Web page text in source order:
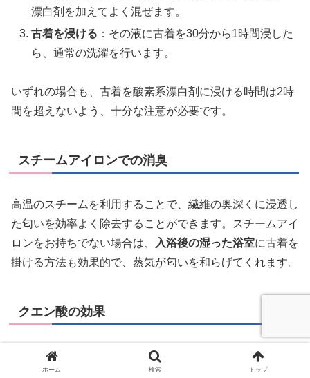
漂白剤を加えてよく混ぜます。
古着を浸ける ：その液に古着を30分から1時間浸した
ら、通常の洗濯を行います。
いずれの場合も、古着を酸素系漂白剤に浸ける時間は2時
間を超えないよう、十分な注意が必要です。
スチームアイロンでの消臭
高温のスチームを利用することで、繊維の奥深くに浸透し
た匂いを効率よく除去することができます。スチームアイ
ロンをお持ちでない場合は、
入浴後の湿った浴室に古着を
掛ける方法も効果的で、蒸気が匂いを和らげてくれます。
クエン酸の効果
クエン酸は特にタバコの匂いに対して強い効果を発揮しま
す。洗濯時に少量のクエン酸を追加することで、簡単に消
ホーム 検索 トップ